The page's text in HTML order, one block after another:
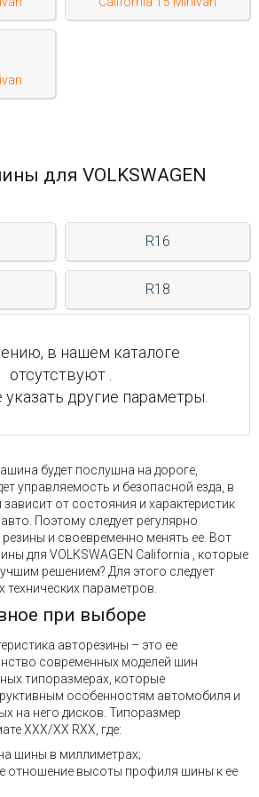
для VOLKSWAGEN
R16
R18
в нашем каталоге
отсутствуют .
другие параметры.
будет послушна на дороге,
управляемость и безопасной езда, в
зависит от состояния и характеристик
Поэтому следует регулярно
и своевременно менять ее. Вот
для VOLKSWAGEN California , которые
решением? Для этого следует
параметров.
при выборе
авторезины – это ее
современных моделей шин
типоразмерах, которые
особенностям автомобиля и
на него дисков. Типоразмер
XXX/XX RXX, где:
шины в миллиметрах;
отношение высоты профиля шины к ее